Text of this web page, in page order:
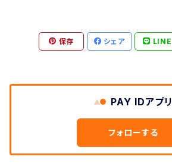
保存 シェア LINE
PAY IDアプリ
フォローする